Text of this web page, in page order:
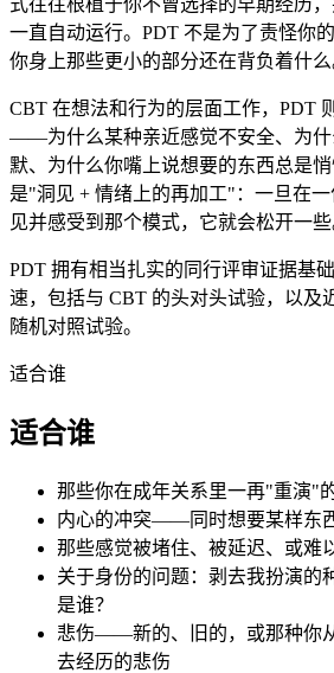
一直自动运行。PDT 不是为了责怪你
你身上那些更小的部分还在背负着什么
CBT 在想法和行为的层面工作，PDT
——为什么某种亲近感觉不安全、为什
默、为什么你嘴上说想要的东西总是
是"洞见 + 情绪上的再加工"：一旦在
见并感受到那个模式，它就会松开一些
PDT 拥有相当扎实的同行评审证据基
速，包括与 CBT 的头对头试验，以及
随机对照试验。
适合谁
适合谁
那些你在成年关系里一再"重演"
内心的冲突——同时想要某样东
那些感觉被堵住、被延迟、或难
关于身份的问题：剥去我扮演的
是谁？
悲伤——新的、旧的，或那种你
去经历的悲伤